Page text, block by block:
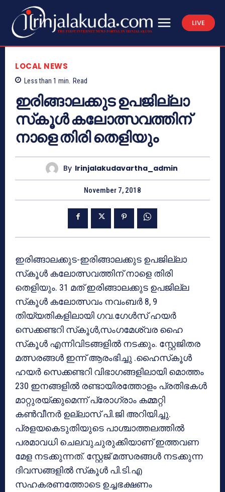
LIVE
LOCAL NEWS
Less than 1 min. Read
ഇരിങ്ങാലക്കുട ഉപജില്ലാ
സ്‌കൂള്‍ കലോത്സവത്തിന്
നാളെ തിരി തെളിയും
By Irinjalakudavartha_admin
November 7, 2018
ഇരിങ്ങാലക്കുട-ഇരിങ്ങാലക്കുട ഉപജില്ലാ
സ്‌കൂള്‍ കലോത്സവത്തിന് നാളെ തിരി
തെളിയും. 31 മത് ഇരിങ്ങാലക്കുട ഉപജില്ല
സ്‌കൂള്‍ കലോത്സവം നവംബര്‍ 8, 9
തിയ്യതികളിലായി ഗവ.ഗേള്‍സ് ഹയര്‍
സെക്കണ്ടറി സ്‌കൂള്‍,സംഗമേശ്വര ഹൈ
സ്‌കൂള്‍ എന്നിവിടങ്ങളില്‍ നടക്കും. സ്റ്റേജിതര
മത്സരങ്ങള്‍ ഇന്ന് ആരംഭിച്ചു .ഹൈസ്‌കൂള്‍
ഹയര്‍ സെക്കണ്ടറി വിഭാഗങ്ങളിലായി മൊത്തം
230 ഇനങ്ങളില്‍ രണ്ടായിരത്തോളം പ്രതിഭകള്‍
മാറ്റുരയ്ക്കുമെന്ന് പ്രോഗ്രാം കമ്മറ്റി
കണ്‍വീനര്‍ ഉല്ലാസ് പി.ജി അറിയിച്ചു.
പ്രളയകെടുതിയുടെ പാശ്ചാത്തലത്തില്‍
പരമാവധി ചെലവുചുരുക്കിയാണ് ഇത്തവണ
മേള നടക്കുന്നത്. സ്റ്റേജ് മത്സരങ്ങള്‍ നടക്കുന്ന
ദിവസങ്ങളില്‍ സ്‌കൂള്‍ പി.ടി.എ
സഹകരണത്തോടെ ഉച്ചഭക്ഷണം